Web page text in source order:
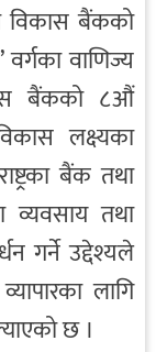
विकास बैंकको
वाणिज्य
बैंकको ८औं
लक्ष्यका
बैंक तथा
व्यवसाय तथा
गर्ने उद्देश्यले
लागि
छ ।